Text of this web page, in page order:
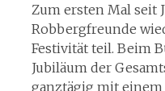
Zum ersten Mal seit
Robbergfreunde
Festivität teil. Beim
Jubiläum der
ganztägig mit einem